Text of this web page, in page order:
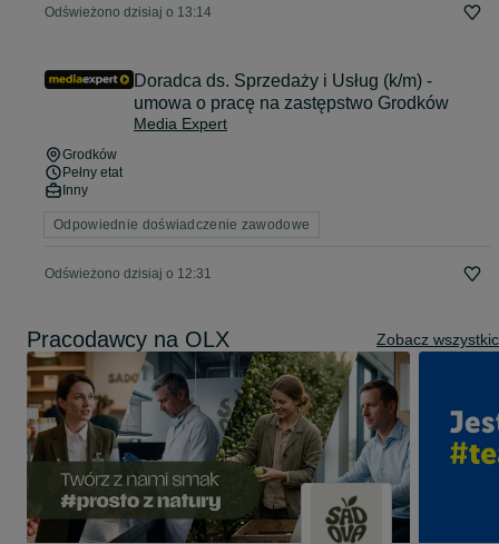
Odświeżono dzisiaj o 13:14
Doradca ds. Sprzedaży i Usług (k/m) -
umowa o pracę na zastępstwo Grodków
Media Expert
Grodków
Pełny etat
Inny
Odpowiednie doświadczenie zawodowe
Odświeżono dzisiaj o 12:31
Pracodawcy na OLX Zobacz